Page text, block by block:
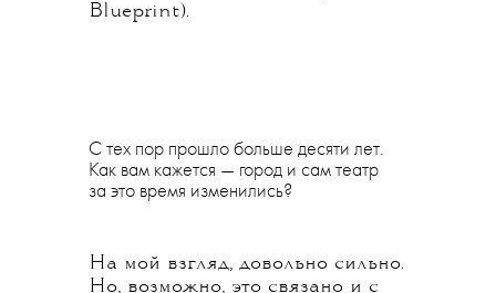
Blueprint).
С тех пор прошло больше десяти лет.
Как вам кажется — город и сам театр
за это время изменились?
На мой взгляд, довольно сильно.
Но, возможно, это связано и с